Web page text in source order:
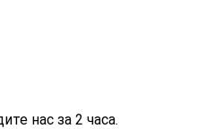
нас за 2 часа.